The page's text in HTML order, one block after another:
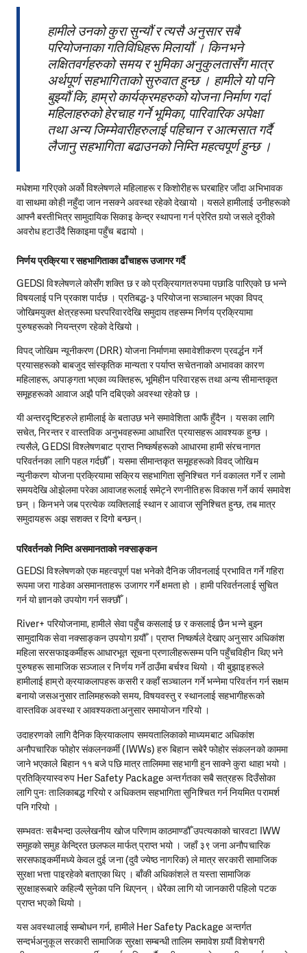
हामीले उनको कुरा सुन्यौं र त्यसै अनुसार सबै
परियोजनाका गतिविधिहरू मिलायौं । किनभने
लक्षितवर्गहरुको समय र भुमिका अनुकुलतासँग मात्र
अर्थपूर्ण सहभागिताको सुरुवात हुन्छ । हामीले यो पनि
बुझ्यौं कि, हाम्रो कार्यक्रमहरुको योजना निर्माण गर्दा
महिलाहरुको हेरचाह गर्ने भूमिका, पारिवारिक अपेक्षा
तथा अन्य जिम्मेवारीहरुलाई पहिचान र आत्मसात गर्दै
लैजानु सहभागिता बढाउनको निम्ति महत्वपूर्ण हुन्छ ।
मधेशमा गरिएको अर्को विश्लेषणले महिलाहरू र किशोरीहरू घरबाहिर जाँदा अभिभावक
वा साथमा कोही नहुँदा जान नसक्ने अवस्था रहेको देखायो । यसले हामीलाई उनीहरूको
आफ्नै बस्तीभित्र सामुदायिक सिकाइ केन्द्र स्थापना गर्न प्रेरित गर्‍यो जसले दूरीको
अवरोध हटाउँदै सिकाइमा पहुँच बढायो ।
निर्णय प्रक्रिया र सहभागिताका ढाँचाहरू उजागर गर्दै
GEDSI विश्लेषणले कोसँग शक्ति छ र को प्रक्रियागतरुपमा पछाडि पारिएको छ भन्ने
विषयलाई पनि प्रकाश पार्दछ । प्रतिबद्ध-३ परियोजना सञ्चालन भएका विपद्
जोखिमयुक्त क्षेत्रहरूमा घरपरिवारदेखि समुदाय तहसम्म निर्णय प्रक्रियामा
पुरुषहरूको नियन्त्रण रहेको देखियो ।
विपद् जोखिम न्यूनीकरण (DRR) योजना निर्माणमा समावेशीकरण प्रवर्द्धन गर्ने
प्रयासहरूको बाबजुद सांस्कृतिक मान्यता र पर्याप्त सचेतनाको अभावका कारण
महिलाहरू, अपाङ्गता भएका व्यक्तिहरू, भूमिहीन परिवारहरू तथा अन्य सीमान्तकृत
समूहहरूको आवाज अझै पनि दबिएको अवस्था रहेको छ ।
यी अन्तरदृष्टिहरुले हामीलाई के बताउछ भने समावेशिता आफैं हुँदैन । यसका लागि
सचेत, निरन्तर र वास्तविक अनुभवहरूमा आधारित प्रयासहरू आवश्यक हुन्छ ।
त्यसैले, GEDSI विश्लेषणबाट प्राप्त निष्कर्षहरूको आधारमा हामी संरचनागत
परिवर्तनका लागि पहल गर्दछौँ । यसमा सीमान्तकृत समूहहरूको विवद् जोखिम
न्युनीकरण योजना प्रक्रियामा सक्रिय सहभागिता सुनिश्चित गर्न वकालत गर्ने र लामो
समयदेखि ओझेलमा परेका आवाजहरूलाई समेट्ने रणनीतिहरू विकास गर्ने कार्य समावेश
छन् । किनभने जब प्रत्येक व्यक्तिलाई स्थान र आवाज सुनिश्चित हुन्छ, तब मात्र
समुदायहरू अझ सशक्त र दिगो बन्छन्।
परिवर्तनको निम्ति असमानताको नक्साङ्कन
GEDSI विश्लेषणको एक महत्वपूर्ण पक्ष भनेको दैनिक जीवनलाई प्रभावित गर्ने गहिरा
रूपमा जरा गाडेका असमानताहरू उजागर गर्ने क्षमता हो । हामी परिवर्तनलाई सुचित
गर्न यो ज्ञानको उपयोग गर्न सक्छौँ ।
River+ परियोजनामा, हामीले सेवा पहुँच कसलाई छ र कसलाई छैन भन्ने बुझ्न
सामुदायिक सेवा नक्साङ्कन उपयोग गर्‍यौँ । प्राप्त निष्कर्षले देखाए अनुसार अधिकांश
महिला सरसफाइकर्मीहरू आधारभूत सूचना प्रणालीहरूसम्म पनि पहुँचविहीन थिए भने
पुरुषहरू सामाजिक सञ्जाल र निर्णय गर्ने ठाउँमा बर्चश्व थियो । यी बुझाइहरूले
हामीलाई हाम्रो क्रयाकलापहरू कसरी र कहाँ सञ्चालन गर्ने भन्नेमा परिवर्तन गर्न सक्षम
बनायो जसअनुसार तालिमहरूको समय, विषयवस्तु र स्थानलाई सहभागीहरूको
वास्तविक अवस्था र आवश्यकताअनुसार समायोजन गरियो ।
उदाहरणको लागि दैनिक क्रियाकलाप समयतालिकाको माध्यमबाट अधिकांश
अनौपचारिक फोहोर संकलनकर्मी (IWWs) हरु बिहान सबेरै फोहोर संकलनको काममा
जाने भएकाले बिहान ११ बजे पछि मात्र तालिममा सहभागी हुन साक्ने कुरा थाहा भयो ।
प्रतिक्रियास्वरुप Her Safety Package अन्तर्गतका सबै सत्रहरू दिउँसोका
लागि पुनः तालिकाबद्ध गरियो र अधिकतम सहभागिता सुनिश्चित गर्न नियमित परामर्श
पनि गरियो ।
सम्भवतः सबैभन्दा उल्लेखनीय खोज परिणाम काठमाण्डौँ उपत्यकाको चारवटा IWW
समुहको समुह केन्द्रित छलफल मार्फत् प्राप्त भयो । जहाँ ३९ जना अनौपचारिक
सरसफाइकर्मीमध्ये केवल दुई जना (दुवै ज्येष्ठ नागरिक) ले मात्र सरकारी सामाजिक
सुरक्षा भत्ता पाइरहेको बताएका थिए । बाँकी अधिकांशले त यस्ता सामाजिक
सुरक्षाहरूबारे कहिल्यै सुनेका पनि थिएनन् । धेरैका लागि यो जानकारी पहिलो पटक
प्राप्त भएको थियो ।
यस अवस्थालाई सम्बोधन गर्न, हामीले Her Safety Package अन्तर्गत
सन्दर्भअनुकूल सरकारी सामाजिक सुरक्षा सम्बन्धी तालिम समावेश गर्‍यौं विशेषगरी